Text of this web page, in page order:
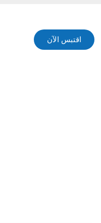
اقتبس الآن